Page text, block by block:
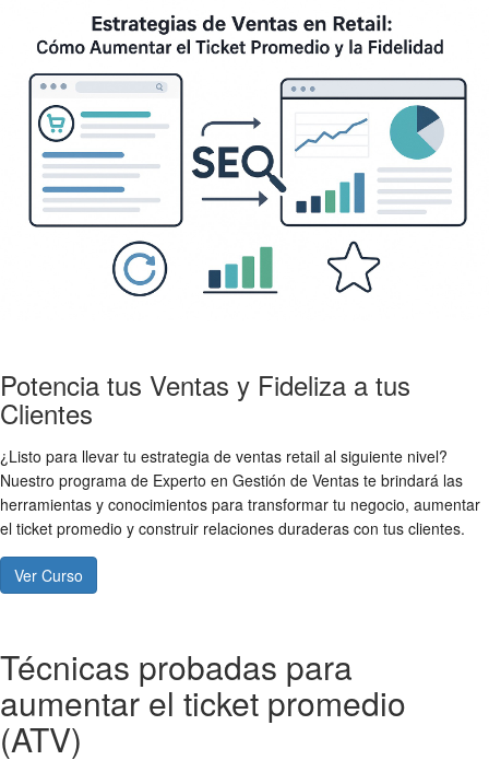
Potencia tus Ventas y Fideliza a tus
Clientes
¿Listo para llevar tu estrategia de ventas retail al siguiente nivel?
Nuestro programa de Experto en Gestión de Ventas te brindará las
herramientas y conocimientos para transformar tu negocio, aumentar
el ticket promedio y construir relaciones duraderas con tus clientes.
Ver Curso
Técnicas probadas para
aumentar el ticket promedio
(ATV)